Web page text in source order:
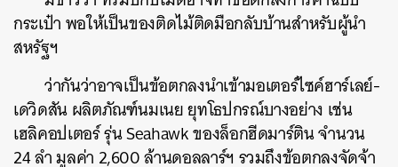
กระเป๋า พอให้เป็นของติดไม้ติดมือกลับบ้านสำหรับผู้นำ
สหรัฐฯ
ว่ากันว่าอาจเป็นข้อตกลงนำเข้ามอเตอร์ไซค์ฮาร์เลย์-
เดวิดสัน ผลิตภัณฑ์นมเนย ยุทโธปกรณ์บางอย่าง เช่น
เฮลิคอปเตอร์ รุ่น Seahawk ของล็อกฮีดมาร์ติน จำนวน
24 ลำ มูลค่า 2,600 ล้านดอลลาร์ฯ รวมถึงข้อตกลงจัดจ้า